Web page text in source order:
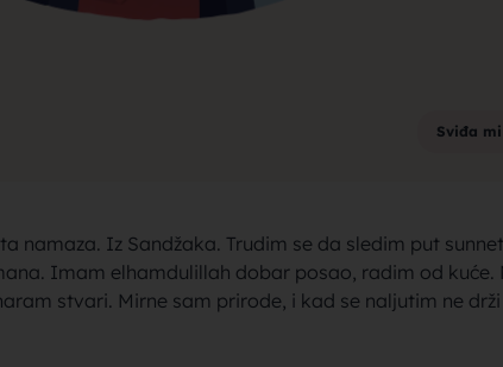
Sviđa
namaza. Iz Sandžaka. Trudim se da sledim put
Imam elhamdulillah dobar posao, radim od kuće.
stvari. Mirne sam prirode, i kad se naljutim ne drži
za brak
sa